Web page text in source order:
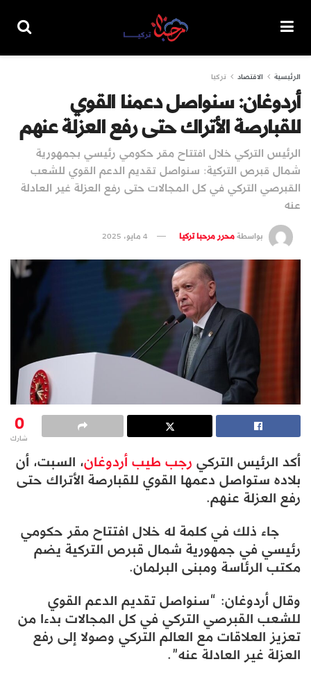
الرئيسية الاقتصاد تركيا
أردوغان: سنواصل دعمنا القوي
للقبارصة الأتراك حتى رفع العزلة عنهم
الرئيس التركي خلال افتتاح مقر حكومي رئيسي بجمهورية
شمال قبرص التركية: سنواصل تقديم الدعم القوي للشعب
القبرصي التركي في كل المجالات حتى رفع العزلة غير العادلة
عنه
بواسطةمحرر مرحبا تركيا 4 مايو، 2025
0
شارك
أكد الرئيس التركيرجب طيب أردوغان، السبت، أن
بلاده ستواصل دعمها القوي للقبارصة الأتراك حتى
رفع العزلة عنهم.
جاء ذلك في كلمة له خلال افتتاح مقر حكومي
رئيسي في جمهورية شمال قبرص التركية يضم
مكتب الرئاسة ومبنى البرلمان.
وقال أردوغان: “سنواصل تقديم الدعم القوي
للشعب القبرصي التركي في كل المجالات بدءا من
تعزيز العلاقات مع العالم التركي وصولا إلى رفع
العزلة غير العادلة عنه”.